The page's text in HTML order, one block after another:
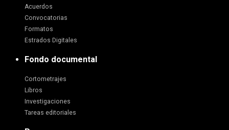
Acuerdos
Convocatorias
Formatos
Estrados Digitales
Fondo documental
Cortometrajes
Libros
Investigaciones
Tareas editoriales